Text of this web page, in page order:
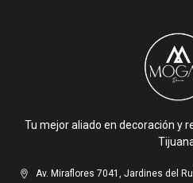
Tu mejor aliado en decoración y
Av. Miraflores 7041, Jardines del